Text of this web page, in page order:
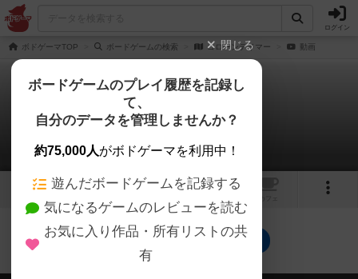
ログイン
ボドゲーマTOP ボードゲームの検索 コローンテイマー 動画
コローンテイマー
0件の動画
2 1
コローンテイマーのトップに戻る
閉じる
ボードゲームのプレイ履歴を記録し
て、
自分のデータを管理しませんか？
約75,000人がボドゲーマを利用中！
遊んだボードゲームを記録する
気になるゲームのレビューを読む
お気に入り作品・所有リストの共
有